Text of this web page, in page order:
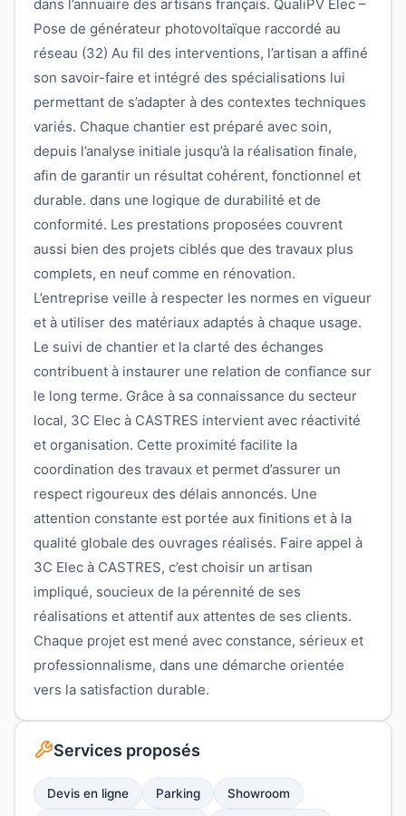
dans l’annuaire des artisans français. QualiPV Elec –
Pose de générateur photovoltaïque raccordé au
réseau (32) Au fil des interventions, l’artisan a affiné
son savoir-faire et intégré des spécialisations lui
permettant de s’adapter à des contextes techniques
variés. Chaque chantier est préparé avec soin,
depuis l’analyse initiale jusqu’à la réalisation finale,
afin de garantir un résultat cohérent, fonctionnel et
durable. dans une logique de durabilité et de
conformité. Les prestations proposées couvrent
aussi bien des projets ciblés que des travaux plus
complets, en neuf comme en rénovation.
L’entreprise veille à respecter les normes en vigueur
et à utiliser des matériaux adaptés à chaque usage.
Le suivi de chantier et la clarté des échanges
contribuent à instaurer une relation de confiance sur
le long terme. Grâce à sa connaissance du secteur
local, 3C Elec à CASTRES intervient avec réactivité
et organisation. Cette proximité facilite la
coordination des travaux et permet d’assurer un
respect rigoureux des délais annoncés. Une
attention constante est portée aux finitions et à la
qualité globale des ouvrages réalisés. Faire appel à
3C Elec à CASTRES, c’est choisir un artisan
impliqué, soucieux de la pérennité de ses
réalisations et attentif aux attentes de ses clients.
Chaque projet est mené avec constance, sérieux et
professionnalisme, dans une démarche orientée
vers la satisfaction durable.
Services proposés
Devis en ligne Parking Showroom